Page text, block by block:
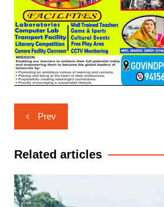
Post
navigation
Prev
Related articles